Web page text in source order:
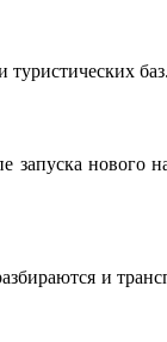
баз.
запуска нового
и